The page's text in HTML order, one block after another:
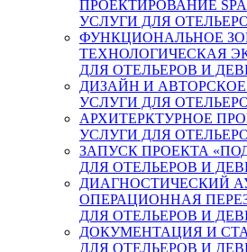
ПРОЕКТИРОВАНИЕ
УСЛУГИ ДЛЯ
ФУНКЦИОНАЛЬНОЕ
ТЕХНОЛОГИЧЕСКАЯ
ДЛЯ ОТЕЛЬЕРОВ И
ДИЗАЙН И
УСЛУГИ ДЛЯ
АРХИТЕРКТУРНОЕ
УСЛУГИ ДЛЯ
ЗАПУСК ПРОЕКТА
ДЛЯ ОТЕЛЬЕРОВ И
ДИАГНОСТИЧЕСКИЙ
ОПЕРАЦИОННАЯ
ДЛЯ ОТЕЛЬЕРОВ И
ДОКУМЕНТАЦИЯ И
ДЛЯ ОТЕЛЬЕРОВ И